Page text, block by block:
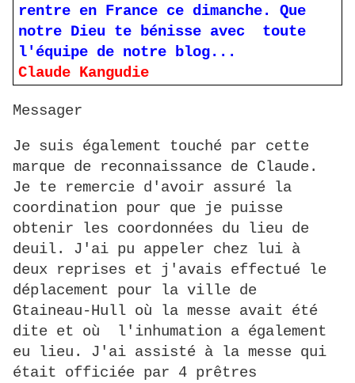
rentre en France ce dimanche. Que
notre Dieu te bénisse avec toute
l'équipe de notre blog...
Claude Kangudie
Messager
Je suis également touché par cette
marque de reconnaissance de Claude.
Je te remercie d'avoir assuré la
coordination pour que je puisse
obtenir les coordonnées du lieu de
deuil. J'ai pu appeler chez lui à
deux reprises et j'avais effectué le
déplacement pour la ville de
Gtaineau-Hull où la messe avait été
dite et où l'inhumation a également
eu lieu. J'ai assisté à la messe qui
était officiée par 4 prêtres